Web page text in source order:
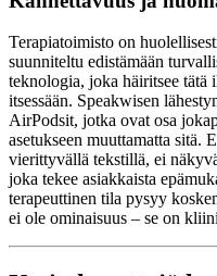
Terapiatoimisto on
suunniteltu edistämään
teknologia, joka häiritsee tätä
itsessään. Speakwisen
AirPodsit, jotka ovat osa
asetukseen muuttamatta sitä.
vierittyvällä tekstillä, ei
joka tekee asiakkaista
terapeuttinen tila pysyy
ei ole ominaisuus – se on